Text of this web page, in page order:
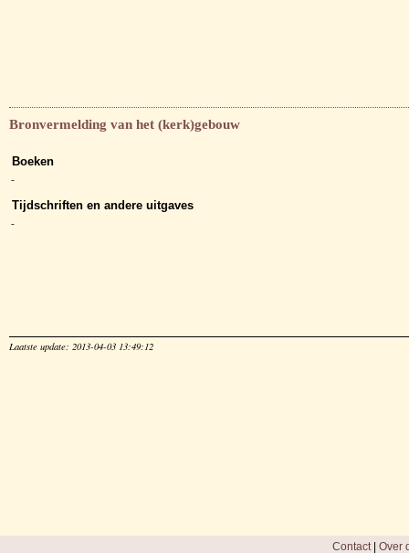
Bronvermelding van het (kerk)gebouw
Boeken
-
Tijdschriften en andere uitgaves
-
Laatste update: 2013-04-03 13:49:12
Contact| Over